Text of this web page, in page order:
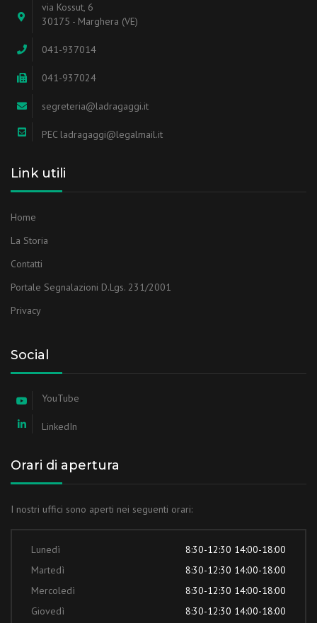
via Kossut, 6
30175 - Marghera (VE)
041-937014
041-937024
segreteria@ladragaggi.it
PEC ladragaggi@legalmail.it
Link utili
Home
La Storia
Contatti
Portale Segnalazioni D.Lgs. 231/2001
Privacy
Social
YouTube
LinkedIn
Orari di apertura
I nostri uffici sono aperti nei seguenti orari:
Lunedì
8:30-12:30 14:00-18:00
Martedì
8:30-12:30 14:00-18:00
Mercoledì
8:30-12:30 14:00-18:00
Giovedì
8:30-12:30 14:00-18:00